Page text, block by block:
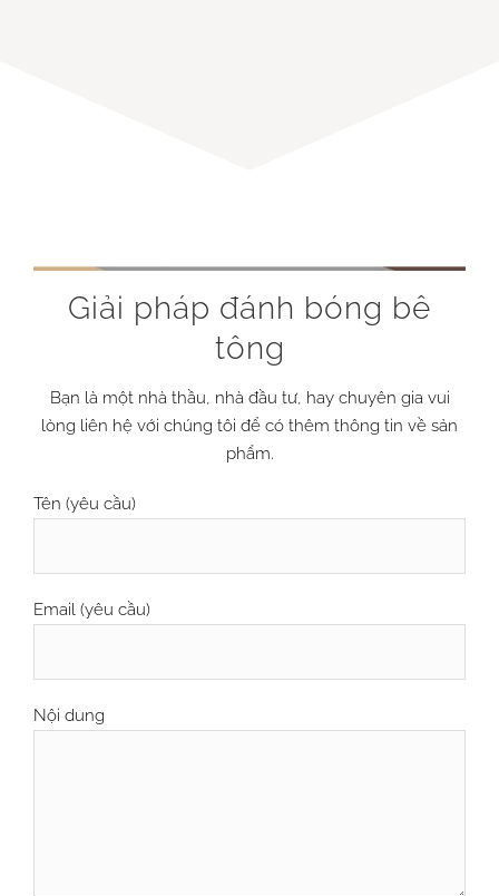
Giải pháp đánh bóng bê
tông
Bạn là một nhà thầu, nhà đầu tư, hay chuyên gia vui
lòng liên hệ với chúng tôi để có thêm thông tin về sản
phẩm.
Tên (yêu cầu)
Email (yêu cầu)
Nội dung